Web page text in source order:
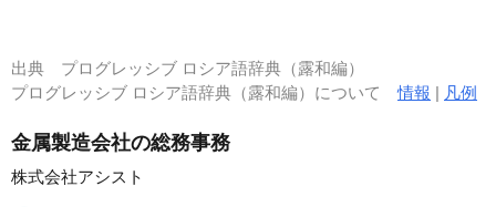
出典 プログレッシブ ロシア語辞典（露和編）
プログレッシブ ロシア語辞典（露和編）について情報 | 凡例
金属製造会社の総務事務
株式会社アシスト